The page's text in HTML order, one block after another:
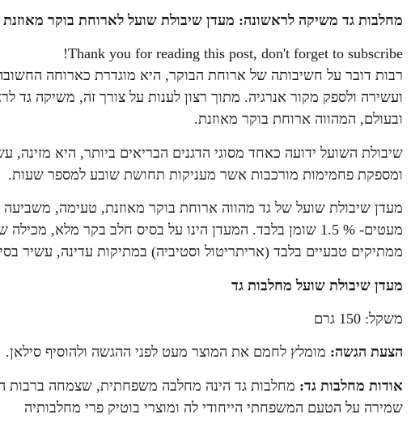
מחלבות גד משיקה לראשונה: מעדן שיבולת שועל לארוחת בוקר מאוזנת
Thank you for reading this post, don't forget to subscribe!
רבות דובר על חשיבותה של ארוחת הבוקר, היא מוגדרת כארוחה החשובה
ועשירה ולספק מקור אנרגיה. מתוך רצון לענות על צורך זה, משיקה גד
ובעולם, המהווה ארוחת בוקר מאוזנת.
שיבולת השועל ידועה כאחד מסוגי הדגנים הבריאים ביותר, היא מזינה,
ומספקת פחמימות מורכבות אשר מעניקות תחושת שובע למספר שעות.
מעדן שיבולת שועל של גד מהווה ארוחת בוקר מאוזנת, טעימה, משביעה
מעטים- % 1.5 שומן בלבד. המעדן הינו על בסיס חלב בקר מלא,
ממתיקים טבעיים בלבד (אריתריטול וסטיביה) במתיקות עדינה, עשיר
מעדן שיבולת שועל מחלבות גד
משקל: 150 גרם
הצעת הגשה: מומלץ לחמם את המוצר מעט לפני ההגשה ולהוסיף סילאן.
אודות מחלבות גד: מחלבות גד הינה מחלבה משפחתית, שצמחה ברבות
שמירה על הטעם המשפחתי הייחודי לה ומוצרי בוטיק פרי מחלבותיה